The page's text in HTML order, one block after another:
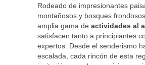
Rodeado de impresionantes
montañosos y bosques
amplia gama de actividades al
satisfacen tanto a principiantes
expertos. Desde el senderismo
escalada, cada rincón de esta